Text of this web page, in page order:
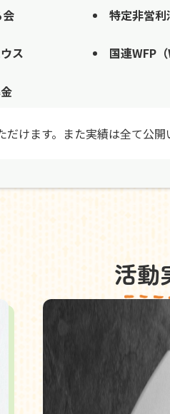
特定非営
ス 国連WFP
けます。また実績は全て公開
活動